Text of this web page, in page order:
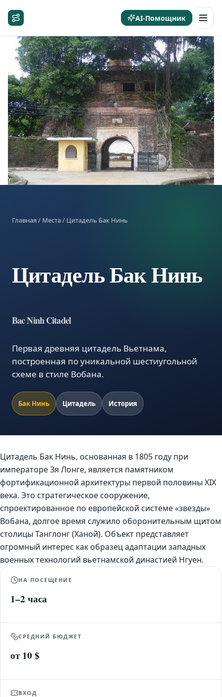
AI-Помощник
Главная/ Места/ Цитадель Бак Нинь
Цитадель Бак Нинь
Bac Ninh Citadel
Первая древняя цитадель Вьетнама,
построенная по уникальной шестиугольной
схеме в стиле Вобана.
Бак Нинь Цитадель История
Цитадель Бак Нинь, основанная в 1805 году при
императоре Зя Лонге, является памятником
фортификационной архитектуры первой половины XIX
века. Это стратегическое сооружение,
спроектированное по европейской системе «звезды»
Вобана, долгое время служило оборонительным щитом
столицы Танглонг (Ханой). Объект представляет
огромный интерес как образец адаптации западных
военных технологий вьетнамской династией Нгуен.
НА ПОСЕЩЕНИЕ
1–2 часа
СРЕДНИЙ БЮДЖЕТ
от 10 $
ВХОД